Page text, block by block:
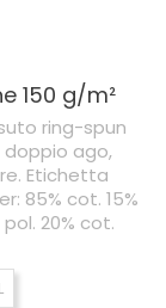
150 g/m²
ring-spun
doppio ago,
Etichetta
85% cot. 15%
20% cot.